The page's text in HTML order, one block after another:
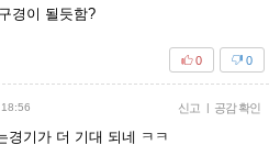
경이 될듯함?
0
0
신고 | 공감 확인
경기가 더 기대 되네 ㅋㅋ